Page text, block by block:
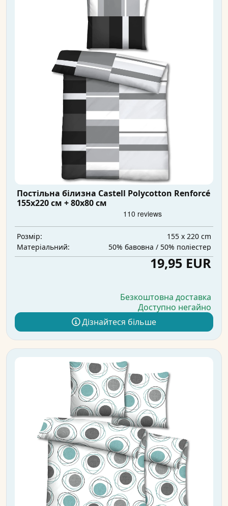
Постільна білизна Castell Polycotton Renforcé
155x220 см + 80x80 см
Розмір:
155 x 220 cm
Матеріальний:
50% бавовна / 50% поліестер
19,95 EUR
Безкоштовна доставка
Доступно негайно
Дізнайтеся більше